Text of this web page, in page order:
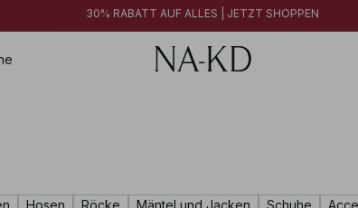
FINAL SALE | JETZT SHOPPEN
FINAL SALE | JETZT SHOPPEN
30% RABATT AUF ALLES | JETZT SHOPPEN
Hosen Röcke Mäntel und Jacken Schuhe